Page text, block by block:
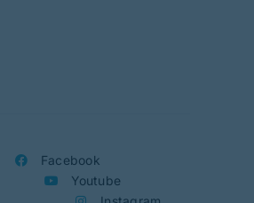
Facebook
Youtube